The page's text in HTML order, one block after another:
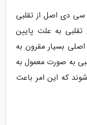
دی اصل از تقلبی
به علت پایین
بسیار مقرون به
به صورت معمول به
که این امر باعث